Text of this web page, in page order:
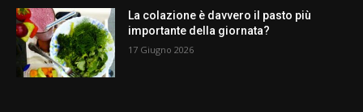
La colazione è davvero il pasto più
importante della giornata?
17 Giugno 2026